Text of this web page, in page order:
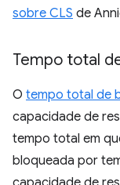
sobre CLS de
Tempo total
O tempo total de
capacidade de
tempo total em
bloqueada por